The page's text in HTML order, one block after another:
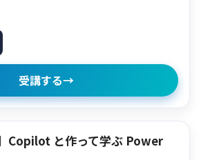
受講する→
Copilot と作って学ぶ Power